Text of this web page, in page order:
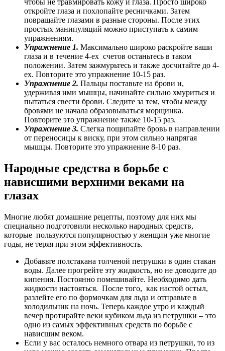
чтобы не травмировать кожу и глаза. Просто широко
откройте глаза и похлопайте ресничками. Затем
повращайте глазами в разные стороны. После этих
простых манипуляций можно приступать к самим
упражнениям.
Упражнение 1. Максимально широко раскройте ваши
глаза и в течение 4-ех счетов останьтесь в таком
положении. Затем зажмурьтесь и также досчитайте до 4-
ех. Повторите это упражнение 10-15 раз.
Упражнение 2. Пальцы поставьте на брови и,
удерживая ими мышцы, начинайте сильно хмуриться и
пытаться свести брови. Следите за тем, чтобы между
бровями не начала образовываться морщинка.
Повторите это упражнение также 10-15 раз.
Упражнение 3. Слегка пощипайте бровь в направлении
от переносицы к виску, при этом сильно напрягая
мышцы. Повторите это упражнение 8-10 раз.
Народные средства в борьбе с
нависшими верхними веками на
глазах
Многие любят домашние рецепты, поэтому для них мы
специально подготовили несколько народных средств,
которые пользуются популярностью у женщин уже многие
годы, не теряя при этом эффективность.
Добавьте полстакана толченой петрушки в один стакан
воды. Далее прогрейте эту жидкость, но не доводите до
кипения. Постоянно помешивайте. Необходимо дать
жидкости настояться. После того, как настой остыл,
разлейте его по формочкам для льда и отправьте в
холодильник на ночь. Теперь каждое утро и каждый
вечер протирайте веки кубиком льда из петрушки – это
одно из самых эффективных средств по борьбе с
нависшим веком.
Если у вас осталось немного отвара из петрушки, то из